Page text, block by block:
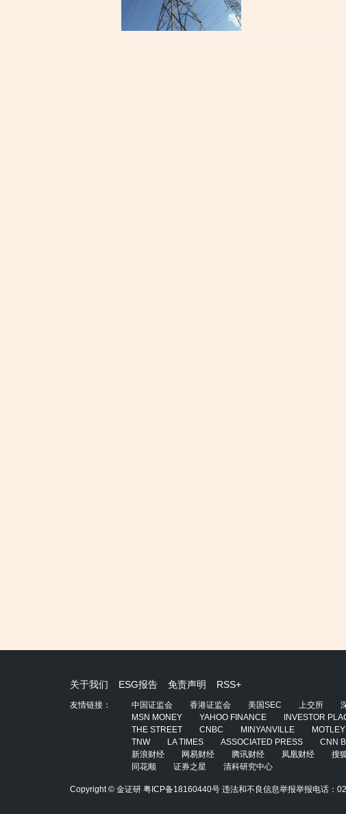
关于我们 ESG报告 免责声明 RSS+
友情链接： 中国证监会 香港证监会 美国SEC 上交所
MSN MONEY
YAHOO FINANCE INVESTOR
THE STREET
CNBC MINYANVILLE
TNW
LA TIMES ASSOCIATED PRESS CNN
新浪财经
网易财经 腾讯财经 凤凰财经 搜
同花顺
证券之星 清科研究中心
Copyright © 金证研 粤ICP备18160440号 违法和不良信息举报举报电话：